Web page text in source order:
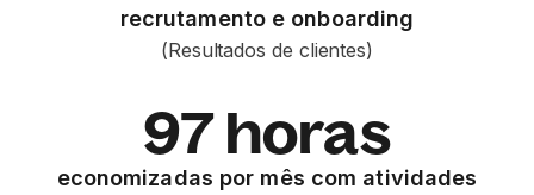
recrutamento e onboarding
(Resultados de clientes)
97 horas
economizadas por mês com atividades